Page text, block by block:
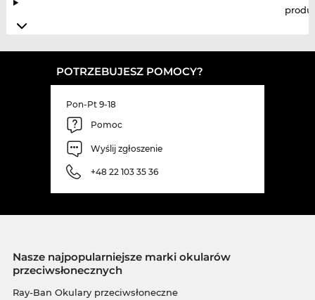
POTRZEBUJESZ POMOCY?
Pon-Pt 9-18
Pomoc
Wyślij zgłoszenie
+48 22 103 35 36
Nasze najpopularniejsze marki okularów
przeciwsłonecznych
Ray-Ban Okulary przeciwsłoneczne